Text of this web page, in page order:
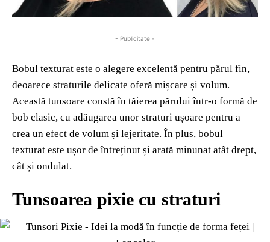
- Publicitate -
Bobul texturat este o alegere excelentă pentru părul fin,
deoarece straturile delicate oferă mișcare și volum.
Această tunsoare constă în tăierea părului într-o formă de
bob clasic, cu adăugarea unor straturi ușoare pentru a
crea un efect de volum și lejeritate. În plus, bobul
texturat este ușor de întreținut și arată minunat atât drept,
cât și ondulat.
Tunsoarea pixie cu straturi